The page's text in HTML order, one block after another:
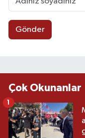
Gönder
Çok Okunanlar
1